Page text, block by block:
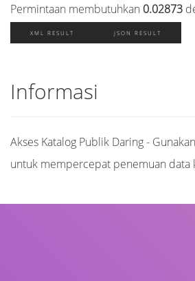
Permintaan membutuhkan 0.02873
XML RESULT JSON RESULT
Informasi
Akses Katalog Publik Daring -
untuk mempercepat penemuan data